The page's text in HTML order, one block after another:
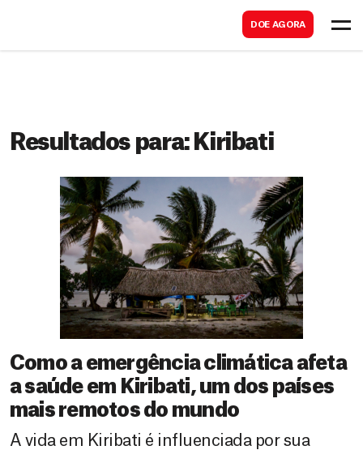
DOE AGORA
Resultados para: Kiribati
Como a emergência climática afeta
a saúde em Kiribati, um dos países
mais remotos do mundo
A vida em Kiribati é influenciada por sua
r